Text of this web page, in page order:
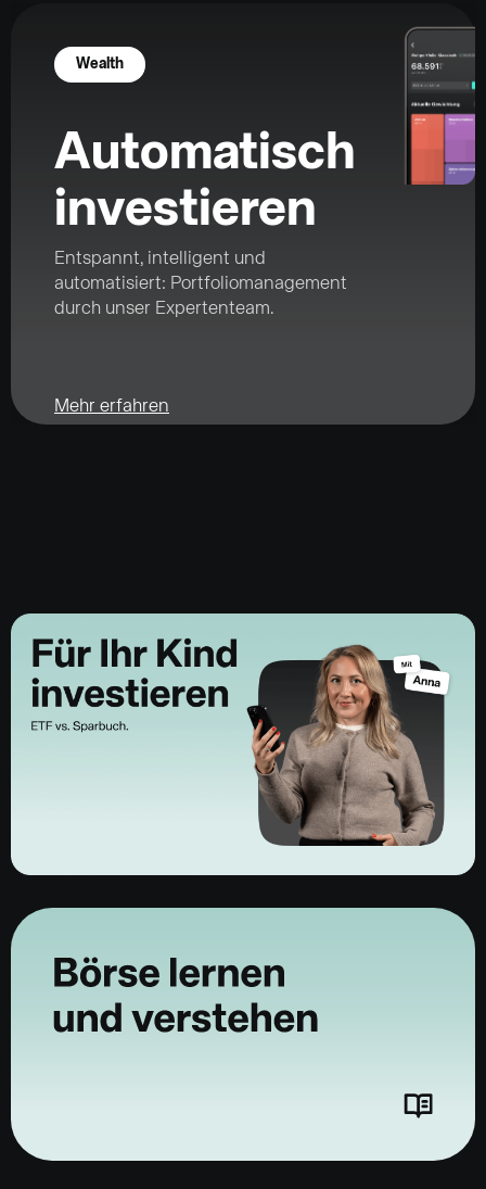
Wealth
Automatisch
investieren
Entspannt, intelligent und
automatisiert: Portfoliomanagement
durch unser Expertenteam.
Mehr erfahren